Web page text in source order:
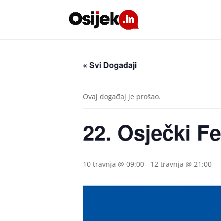
« Svi Događaji
Ovaj događaj je prošao.
22. Osječki
10 travnja @ 09:00 - 12 travnja @ 21:00